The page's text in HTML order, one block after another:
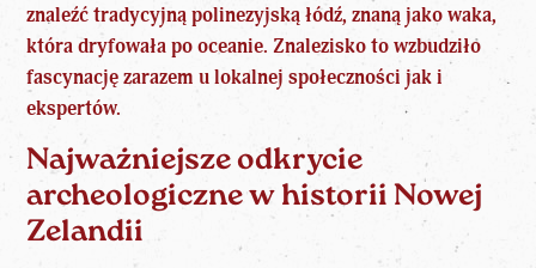
znaleźć tradycyjną polinezyjską łódź, znaną jako waka,
która dryfowała po oceanie. Znalezisko to wzbudziło
fascynację zarazem u lokalnej społeczności jak i
ekspertów.
Najważniejsze odkrycie
archeologiczne w historii Nowej
Zelandii